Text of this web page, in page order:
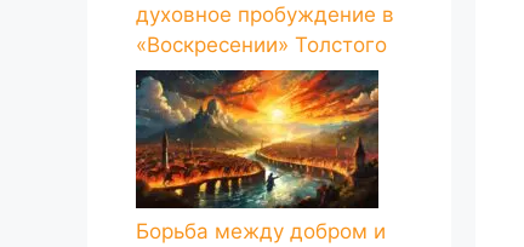
духовное пробуждение в
«Воскресении» Толстого
Борьба между добром и